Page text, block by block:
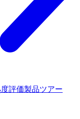
評価製品ツアー